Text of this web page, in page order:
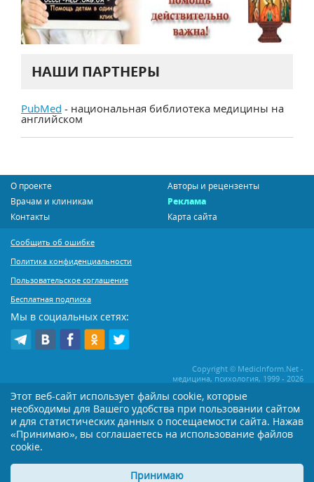
НАШИ ПАРТНЕРЫ
PubMed - национальная библиотека медицины на
английском
О проекте
Авторы и рецензенты
Врачам и клиникам
Реклама
Контакты
Карта сайта
Сообщить об ошибке
Политика конфиденциальности
Пользовательское соглашение
Бесплатная подписка
Мы в социальных сетях:
Copyright © MedicInform.Net -
медицина, психология, 1999 - 2026
Копирование или иное распространение статей нашего сайта строго
воспрещается. Копирование раздела "Новости" допускается при наличии
активной открытой для поисковиков ссылки на MedicInform.Net
Материалы на сайте представлены в справочных целях. Редакция не всегда
применением тех или иных рекомендаций настоятельно рекомендуется
посоветоваться с Вашим лечащим врачом!
Этот веб-сайт использует файлы cookie, которые
необходимы для Вашего удобства при пользовании сайтом
и для статистических данных о посещаемости сайта. Нажав
«Принимаю», вы соглашаетесь на использование файлов
cookie.
Принимаю